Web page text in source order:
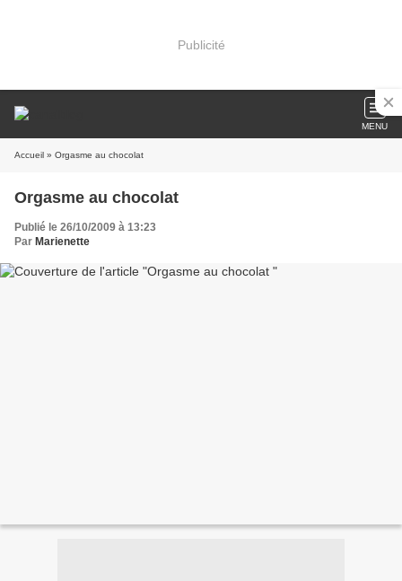
Publicité
MENU
Accueil » Orgasme au chocolat
Orgasme au chocolat
Publié le 26/10/2009 à 13:23
Par Marienette